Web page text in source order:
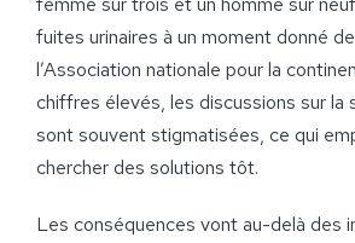
fuites urinaires à un moment donné
l’Association nationale pour la
chiffres élevés, les discussions sur la
sont souvent stigmatisées, ce qui
chercher des solutions tôt.
Les conséquences vont au-delà des